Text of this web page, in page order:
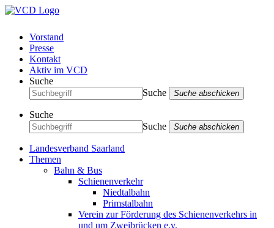
Vorstand
Presse
Kontakt
Aktiv im VCD
Suche
Suche
Suche abschicken
Suche
Suche
Suche abschicken
Landesverband Saarland
Themen
Bahn & Bus
Schienenverkehr
Niedtalbahn
Primstalbahn
Verein zur Förderung des Schienenverkehrs in
und um Zweibrücken e.v.